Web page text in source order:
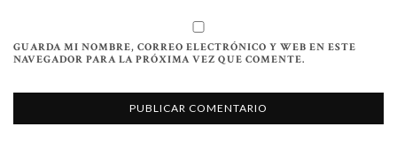
GUARDA MI NOMBRE, CORREO ELECTRÓNICO Y WEB EN ESTE
NAVEGADOR PARA LA PRÓXIMA VEZ QUE COMENTE.